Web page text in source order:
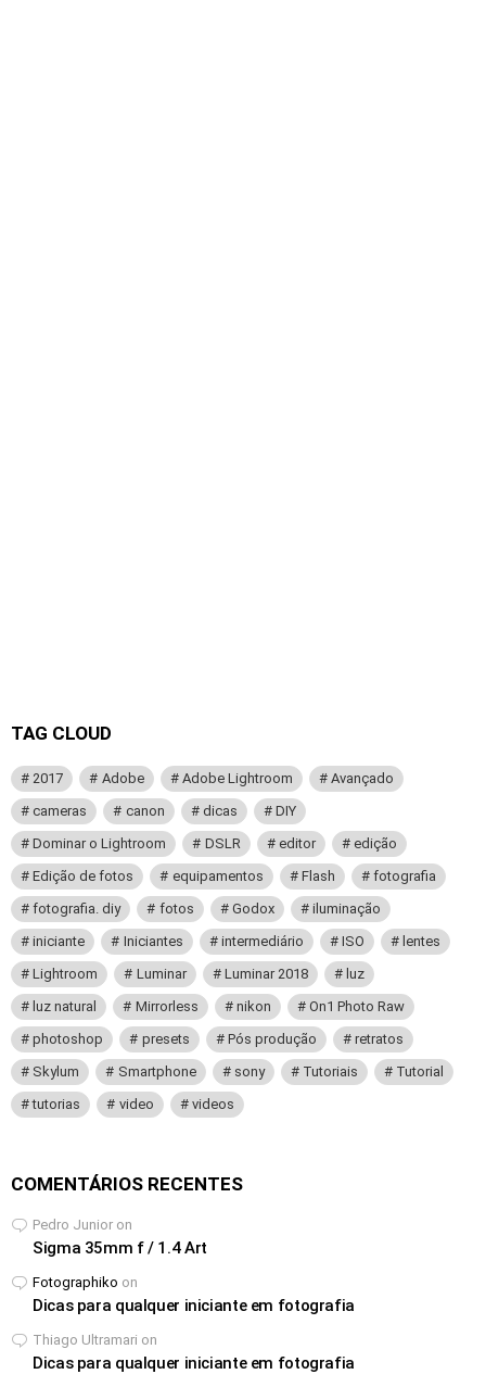
TAG CLOUD
2017 Adobe Adobe Lightroom
Avançado
cameras
canon dicas
DIY
Dominar o Lightroom
DSLR editor
edição
Edição de fotos
equipamentos Flash
fotografia
fotografia. diy
fotos Godox
iluminação
iniciante
Iniciantes intermediário ISO
lentes
Lightroom
Luminar Luminar 2018
luz
luz natural
Mirrorless nikon
On1 Photo Raw
photoshop
presets Pós produção
retratos
Skylum
Smartphone sony Tutoriais
Tutorial
tutorias
video videos
COMENTÁRIOS RECENTES
Pedro Junior on
Sigma 35mm f / 1.4 Art
Fotographiko on
Dicas para qualquer iniciante em fotografia
Thiago Ultramari on
Dicas para qualquer iniciante em fotografia